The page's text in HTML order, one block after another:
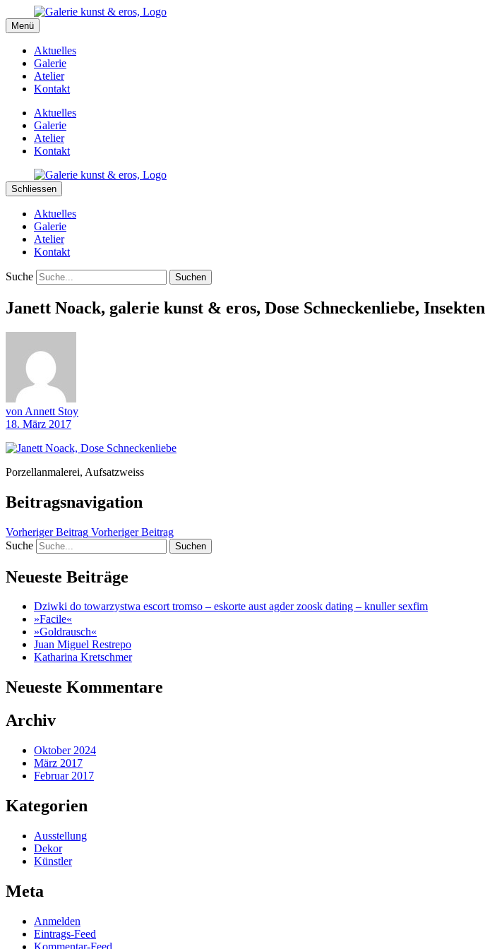
kunst&eros
Galerie und Atelier
Menü
Aktuelles
Galerie
Atelier
Kontakt
Aktuelles
Galerie
Atelier
Kontakt
Schliessen
Aktuelles
Galerie
Atelier
Kontakt
Suche
Janett Noack, galerie kunst & eros, Dose Schneckenliebe, Insekten
von Annett Stoy
18. März 2017
Porzellanmalerei, Aufsatzweiss
Beitragsnavigation
Vorheriger Beitrag Vorheriger Beitrag
Suche
Neueste Beiträge
Dziwki do towarzystwa escort tromso – eskorte aust agder zoosk dating – knuller sexfim
»Facile«
»Goldrausch«
Juan Miguel Restrepo
Katharina Kretschmer
Neueste Kommentare
Archiv
Oktober 2024
März 2017
Februar 2017
Kategorien
Ausstellung
Dekor
Künstler
Meta
Anmelden
Eintrags-Feed
Kommentar-Feed